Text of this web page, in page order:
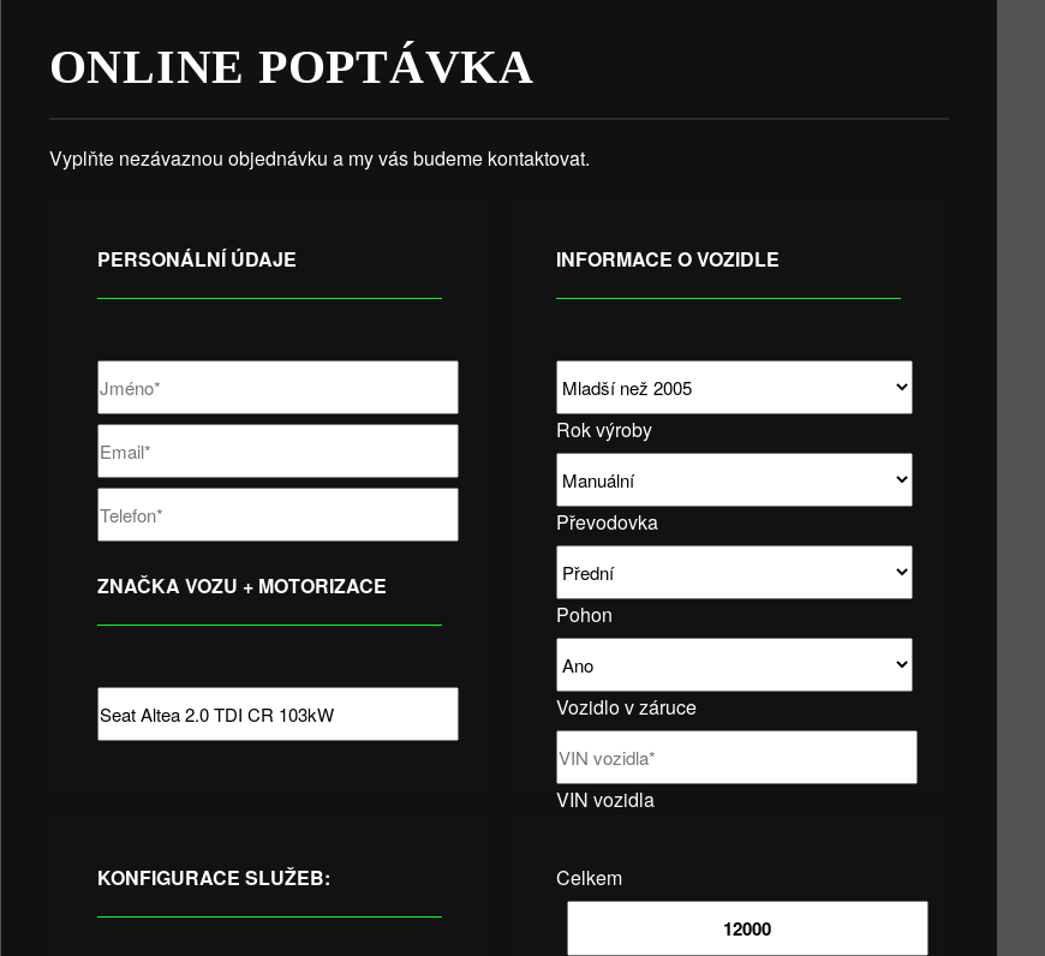
ONLINE POPTÁVKA
Vyplňte nezávaznou objednávku a my vás budeme kontaktovat.
PERSONÁLNÍ ÚDAJE
ZNAČKA VOZU + MOTORIZACE
INFORMACE O VOZIDLE
Rok výroby
Převodovka
Pohon
Vozidlo v záruce
VIN vozidla
KONFIGURACE SLUŽEB: Celkem